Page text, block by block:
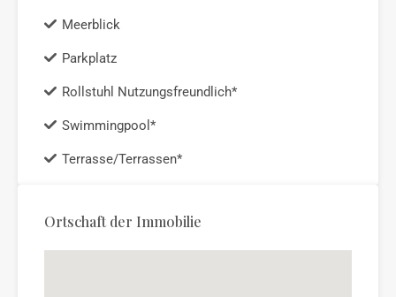
Meerblick
Parkplatz
Rollstuhl Nutzungsfreundlich*
Swimmingpool*
Terrasse/Terrassen*
Ortschaft der Immobilie